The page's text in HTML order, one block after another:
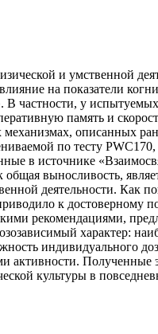
и умственной
на показатели
В частности, у
память и
описанных
по тесту
в источнике
выносливость,
деятельности. Как
к достоверному
рекомендациями,
характер:
индивидуального
активности.
культуры в